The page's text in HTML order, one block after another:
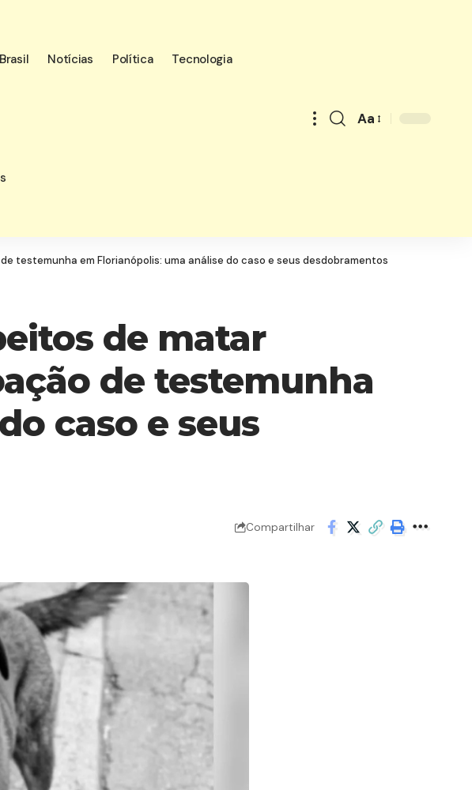
Brasil Notícias Política Tecnologia
Font
Aa
testemunha em Florianópolis: uma análise do caso e seus desdobramentos
de matar
de testemunha
caso e seus
Compartilhar